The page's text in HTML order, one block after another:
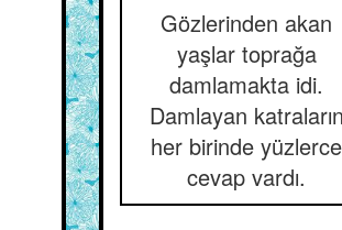
Gözlerinden akan
yaşlar toprağa
damlamakta idi.
Damlayan katraların
her birinde yüzlerce
cevap vardı.